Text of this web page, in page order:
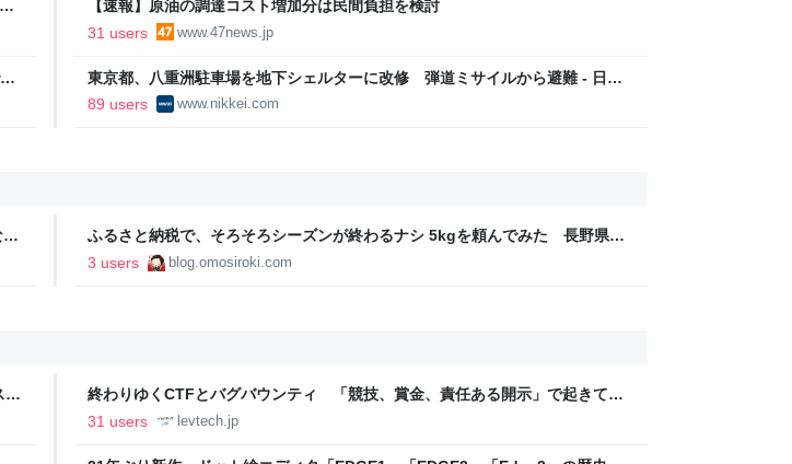
【速報】原油の調達コスト増加分は民間負担を検討
31 users
www.47news.jp
東京都、八重洲駐車場を地下シェルターに改修 弾道ミサイルから避難 - 日本
経済新聞
89 users www.nikkei.com
ふるさと納税で、そろそろシーズンが終わるナシ 5kgを頼んでみた 長野県高
森町 - おもしろきこともなき世をおもしろく
3 users blog.omosiroki.com
キ
終わりゆくCTFとバグバウンティ 「競技、賞金、責任ある開示」で起きてい
ること【フォーカス】 - レバテックLAB
31 users levtech.jp